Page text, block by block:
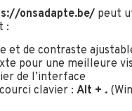
onsadapte.be/ peut
:
et de contraste
pour une meilleure
de l’interface
clavier : Alt + .